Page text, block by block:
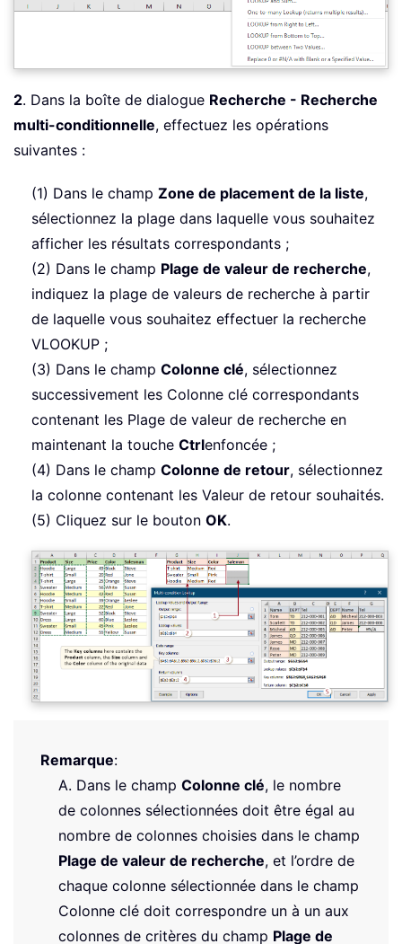
2. Dans la boîte de dialogue Recherche - Recherche
multi-conditionnelle, effectuez les opérations
suivantes :
(1) Dans le champ Zone de placement de la liste,
sélectionnez la plage dans laquelle vous souhaitez
afficher les résultats correspondants ;
(2) Dans le champ Plage de valeur de recherche,
indiquez la plage de valeurs de recherche à partir
de laquelle vous souhaitez effectuer la recherche
VLOOKUP ;
(3) Dans le champ Colonne clé, sélectionnez
successivement les Colonne clé correspondants
contenant les Plage de valeur de recherche en
maintenant la touche Ctrlenfoncée ;
(4) Dans le champ Colonne de retour, sélectionnez
la colonne contenant les Valeur de retour souhaités.
(5) Cliquez sur le bouton OK.
Remarque:
A. Dans le champ Colonne clé, le nombre
de colonnes sélectionnées doit être égal au
nombre de colonnes choisies dans le champ
Plage de valeur de recherche, et l’ordre de
chaque colonne sélectionnée dans le champ
Colonne clé doit correspondre un à un aux
colonnes de critères du champ Plage de